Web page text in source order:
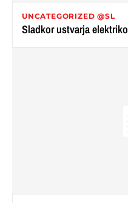
UNCATEGORIZED @SL
Sladkor ustvarja elektriko